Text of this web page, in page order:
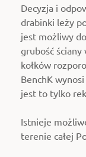
Decyzja i
drabinki leży
jest możliwy
grubość
kołków
BenchK
jest to tylko
Istnieje
terenie całej